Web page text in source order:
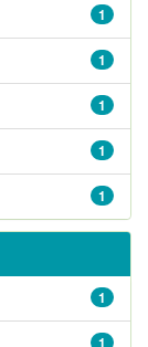
1
1
1
1
1
1
1